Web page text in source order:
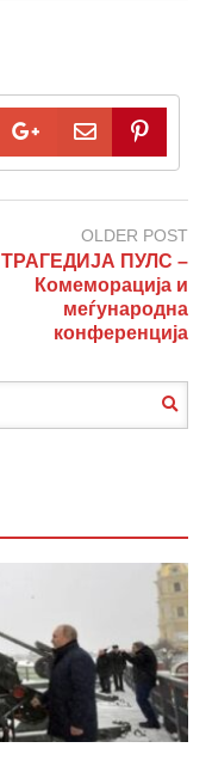
OLDER POST
ТРАГЕДИЈА ПУЛС –
Комеморација и
меѓународна
конференција